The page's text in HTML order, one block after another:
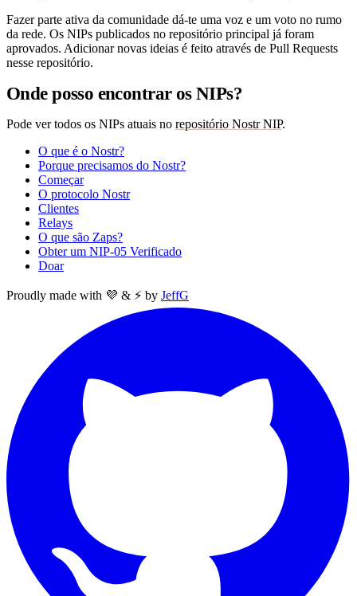
Fazer parte ativa da comunidade dá-te uma voz e um voto no rumo
da rede. Os NIPs publicados no repositório principal já foram
aprovados. Adicionar novas ideias é feito através de Pull Requests
nesse repositório.
Onde posso encontrar os NIPs?
Pode ver todos os NIPs atuais no repositório Nostr NIP.
O que é o Nostr?
Porque precisamos do Nostr?
Começar
O protocolo Nostr
Clientes
Relays
O que são Zaps?
Obter um NIP-05 Verificado
Doar
Proudly made with 💜 & ⚡ by JeffG